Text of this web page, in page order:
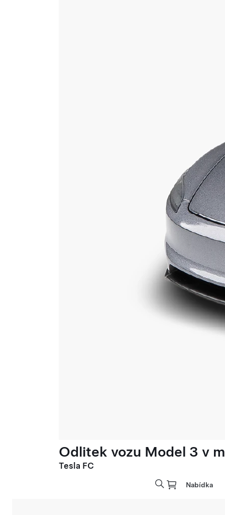
Odlitek vozu Model 3 v
Tesla FC
Nabídka